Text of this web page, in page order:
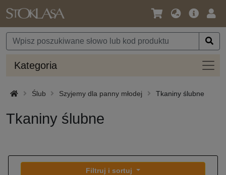
Język
Waluta
Oferta
Kategoria
Ślub Szyjemy dla panny młodej Tkaniny ślubne
Tkaniny ślubne
Filtruj i sortuj